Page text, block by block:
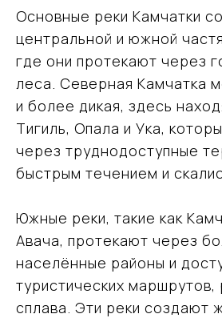
Основные реки Камчатки
центральной и южной
где они протекают через
леса. Северная Камчатка
и более дикая, здесь
Тигиль, Опала и Ука,
через труднодоступные
быстрым течением и
Южные реки, такие как
Авача, протекают через
населённые районы и
туристических маршрутов,
сплава. Эти реки создают